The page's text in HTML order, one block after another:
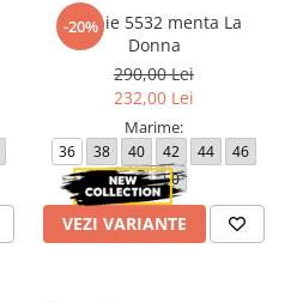
-20%
Rochie 5532 menta La
Donna
290,00 Lei
232,00 Lei
Marime:
36 38 40 42 44
46
48
50
VEZI VARIANTE